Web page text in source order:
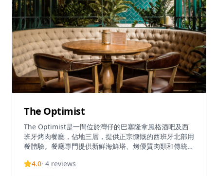
The Optimist
The Optimist是一間位於灣仔的巴塞隆拿風格酒吧及西
班牙烤肉餐廳，佔地三層，提供正宗慷慨的西班牙北部用
餐體驗。餐廳專門提供新鮮海鮮塔、烤優質肉類和傳統西
理和雞尾酒，The Optimist為客人提供正宗的西班牙美
4.0· 4 reviews